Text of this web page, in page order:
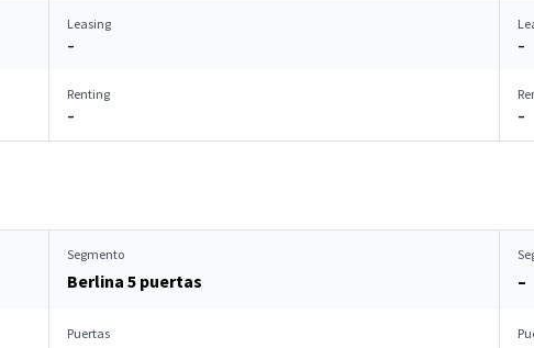
Leasing
–
–
Renting
–
–
Segmento
Berlina 5 puertas –
Puertas